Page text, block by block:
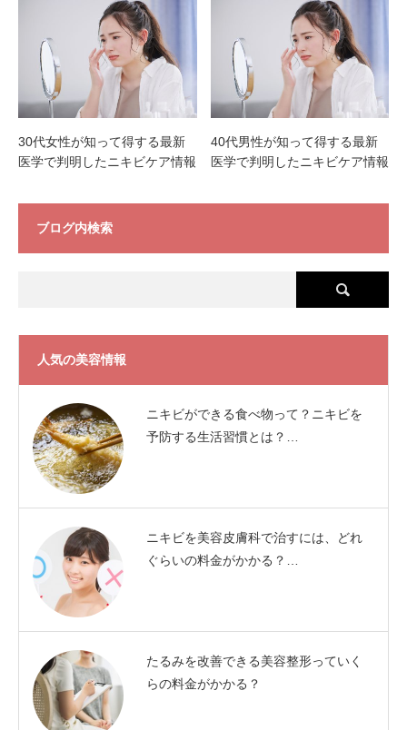
30代女性が知って得する最新
医学で判明したニキビケア情報
40代男性が知って得する最新
医学で判明したニキビケア情報
ブログ内検索
人気の美容情報
ニキビができる食べ物って？ニキビを
予防する生活習慣とは？…
ニキビを美容皮膚科で治すには、どれ
ぐらいの料金がかかる？…
たるみを改善できる美容整形っていく
らの料金がかかる？